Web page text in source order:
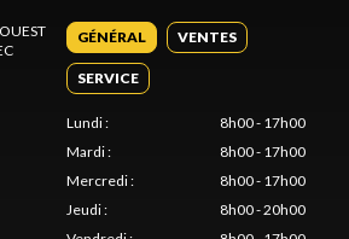
GÉNÉRAL VENTES
SERVICE
Lundi:
8h00 - 17h00
Mardi:
8h00 - 17h00
Mercredi:
8h00 - 17h00
Jeudi:
8h00 - 20h00